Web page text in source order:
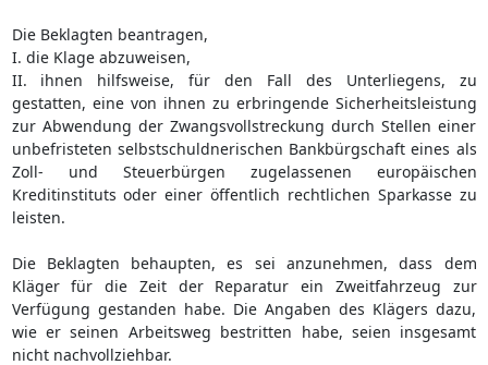
Die Beklagten beantragen,
I. die Klage abzuweisen,
II. ihnen hilfsweise, für den Fall des Unterliegens, zu
gestatten, eine von ihnen zu erbringende Sicherheitsleistung
zur Abwendung der Zwangsvollstreckung durch Stellen einer
unbefristeten selbstschuldnerischen Bankbürgschaft eines als
Zoll- und Steuerbürgen zugelassenen europäischen
Kreditinstituts oder einer öffentlich rechtlichen Sparkasse zu
leisten.
Die Beklagten behaupten, es sei anzunehmen, dass dem
Kläger für die Zeit der Reparatur ein Zweitfahrzeug zur
Verfügung gestanden habe. Die Angaben des Klägers dazu,
wie er seinen Arbeitsweg bestritten habe, seien insgesamt
nicht nachvollziehbar.